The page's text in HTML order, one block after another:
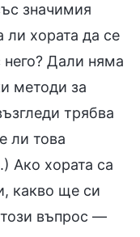
значимия
ли хората да се
него? Дали няма
методи за
трябва
ли това
Ако хората са
какво ще си
въпрос —